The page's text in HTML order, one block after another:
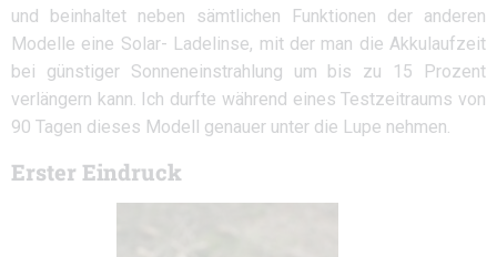
und beinhaltet neben sämtlichen Funktionen der anderen
Modelle eine Solar- Ladelinse, mit der man die Akkulaufzeit
bei günstiger Sonneneinstrahlung um bis zu 15 Prozent
verlängern kann. Ich durfte während eines Testzeitraums von
90 Tagen dieses Modell genauer unter die Lupe nehmen.
Erster Eindruck